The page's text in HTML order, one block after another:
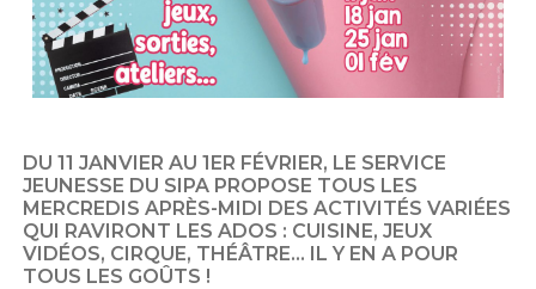
DU 11 JANVIER AU 1ER FÉVRIER, LE SERVICE
JEUNESSE DU SIPA PROPOSE TOUS LES
MERCREDIS APRÈS-MIDI DES ACTIVITÉS VARIÉES
QUI RAVIRONT LES ADOS : CUISINE, JEUX
VIDÉOS, CIRQUE, THÉÂTRE… IL Y EN A POUR
TOUS LES GOÛTS !